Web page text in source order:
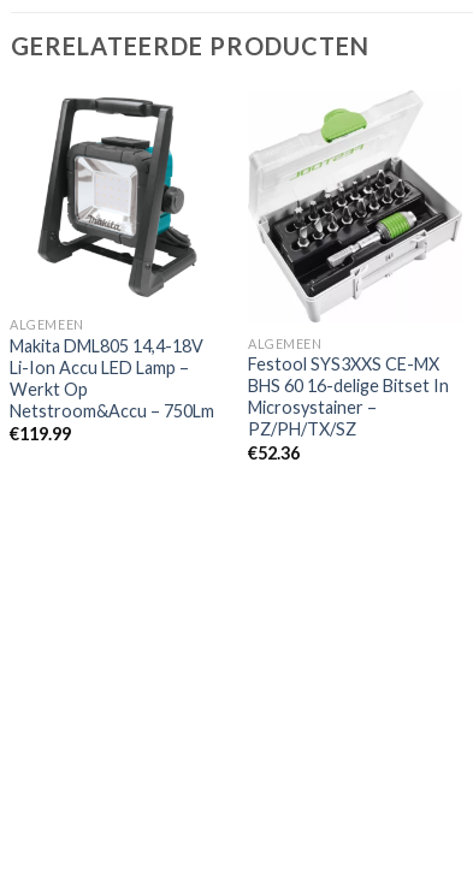
GERELATEERDE PRODUCTEN
Toevoegen
aan
verlanglijst
ALGEMEEN
Makita DML805 14,4-18V
Li-Ion Accu LED Lamp –
Werkt Op
Netstroom&Accu – 750Lm
€119.99
Toevoegen
aan
verlanglijst
ALGEMEEN
Festool SYS3XXS CE-MX
BHS 60 16-delige Bitset In
Microsystainer –
PZ/PH/TX/SZ
€52.36